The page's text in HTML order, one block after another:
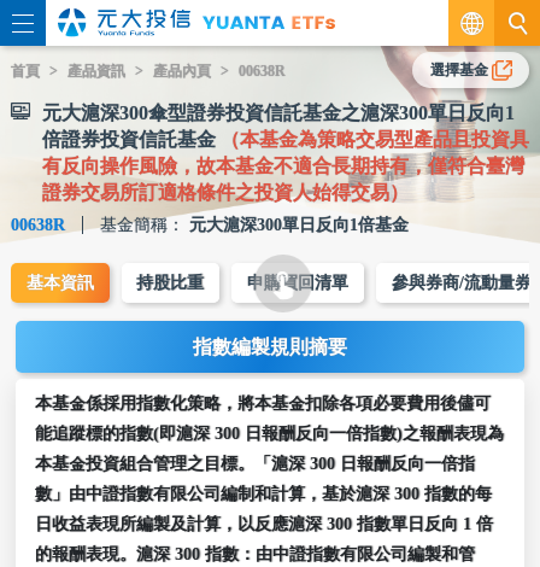
繁
EN
首頁 產品資訊 產品內頁 00638R
元大滬深300傘型證券投資信託基金之滬深300單日反向1
倍證券投資信託基金
（本基金為策略交易型產品且投資具
有反向操作風險，故本基金不適合長期持有，僅符合臺灣
證券交易所訂適格條件之投資人始得交易）
00638R 基金簡稱： 元大滬深300單日反向1倍基金
選擇基金
基本資訊 持股比重 申購買回清單 參與券商/流動量券
指數編製規則摘要
本基金係採用指數化策略，將本基金扣除各項必要費用後儘可
能追蹤標的指數(即滬深 300 日報酬反向一倍指數)之報酬表現為
本基金投資組合管理之目標。「滬深 300 日報酬反向一倍指
數」由中證指數有限公司編制和計算，基於滬深 300 指數的每
日收益表現所編製及計算，以反應滬深 300 指數單日反向 1 倍
的報酬表現。滬深 300 指數：由中證指數有限公司編製和管